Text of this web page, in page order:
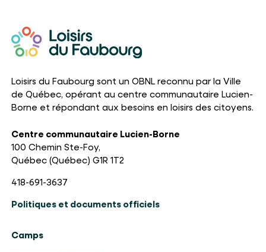
Loisirs du Faubourg sont un OBNL reconnu par la Ville
de Québec, opérant au centre communautaire Lucien-
Borne et répondant aux besoins en loisirs des citoyens.
Centre communautaire Lucien-Borne
100 Chemin Ste-Foy,
Québec (Québec) G1R 1T2
418-691-3637
Politiques et documents officiels
Camps